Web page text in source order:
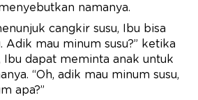
namanya.
cangkir susu, Ibu bisa
Adik mau minum susu?” ketika
Ibu dapat meminta anak untuk
“Oh, adik mau minum susu,
apa?”